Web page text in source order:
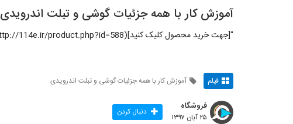
آموزش کار با همه جزئیات گوشی و تبلت اندرویدی
"[جهت خرید محصول کلیک کنید](http://114e.ir/product.php?id=588)"
فیلم آموزش کار با همه جزئیات گوشی و تبلت اندرویدی
فروشگاه
۲۵ آبان ۱۳۹۷ دنبال کردن